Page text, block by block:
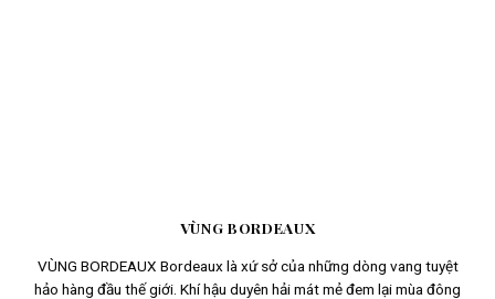
VÙNG BORDEAUX
VÙNG BORDEAUX Bordeaux là xứ sở của những dòng vang tuyệt
hảo hàng đầu thế giới. Khí hậu duyên hải mát mẻ đem lại mùa đông